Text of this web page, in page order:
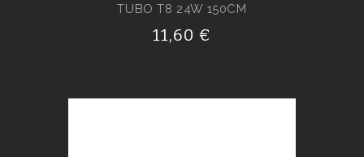
TUBO T8 24W 150CM
11,60 €